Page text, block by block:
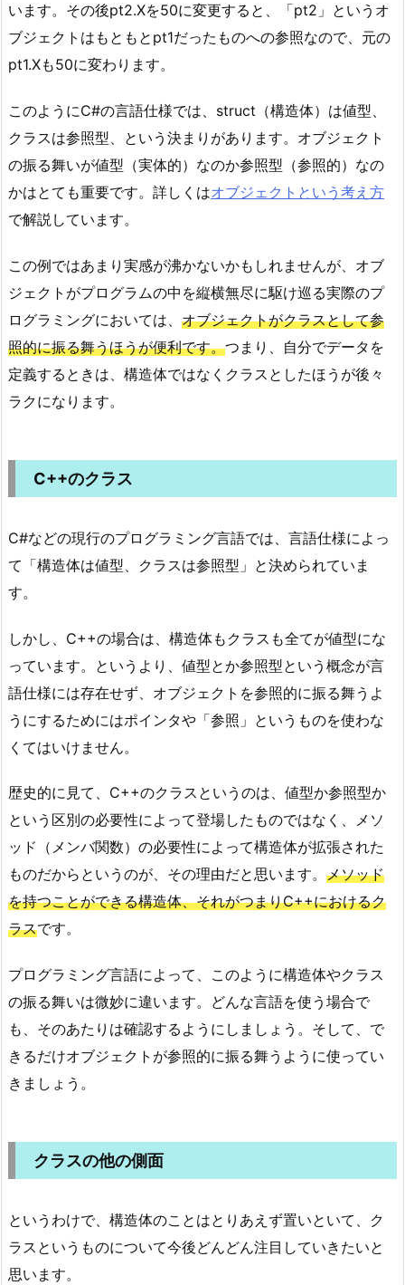
います。その後pt2.Xを50に変更すると、「pt2」というオ
ブジェクトはもともとpt1だったものへの参照なので、元の
pt1.Xも50に変わります。
このようにC#の言語仕様では、struct（構造体）は値型、
クラスは参照型、という決まりがあります。オブジェクト
の振る舞いが値型（実体的）なのか参照型（参照的）なの
かはとても重要です。詳しくはオブジェクトという考え方
で解説しています。
この例ではあまり実感が沸かないかもしれませんが、オブ
ジェクトがプログラムの中を縦横無尽に駆け巡る実際のプ
ログラミングにおいては、 オブジェクトがクラスとして参
照的に振る舞うほうが便利です。つまり、自分でデータを
定義するときは、構造体ではなくクラスとしたほうが後々
ラクになります。
C++のクラス
C#などの現行のプログラミング言語では、言語仕様によっ
て「構造体は値型、クラスは参照型」と決められていま
す。
しかし、C++の場合は、構造体もクラスも全てが値型にな
っています。というより、値型とか参照型という概念が言
語仕様には存在せず、オブジェクトを参照的に振る舞うよ
うにするためにはポインタや「参照」というものを使わな
くてはいけません。
歴史的に見て、C++のクラスというのは、値型か参照型か
という区別の必要性によって登場したものではなく、メソ
ッド（メンバ関数）の必要性によって構造体が拡張された
ものだからというのが、その理由だと思います。 メソッド
を持つことができる構造体、それがつまりC++におけるク
ラスです。
プログラミング言語によって、このように構造体やクラス
の振る舞いは微妙に違います。どんな言語を使う場合で
も、そのあたりは確認するようにしましょう。そして、で
きるだけオブジェクトが参照的に振る舞うように使ってい
きましょう。
クラスの他の側面
というわけで、構造体のことはとりあえず置いといて、ク
ラスというものについて今後どんどん注目していきたいと
思います。